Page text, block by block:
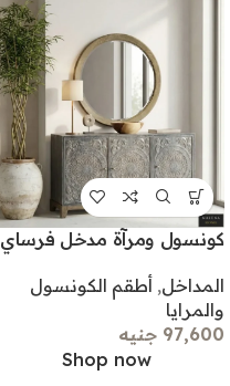
كونسول ومرآة مدخل فرساي
المداخل, أطقم الكونسول
والمرايا
97,600 جنيه
Shop now